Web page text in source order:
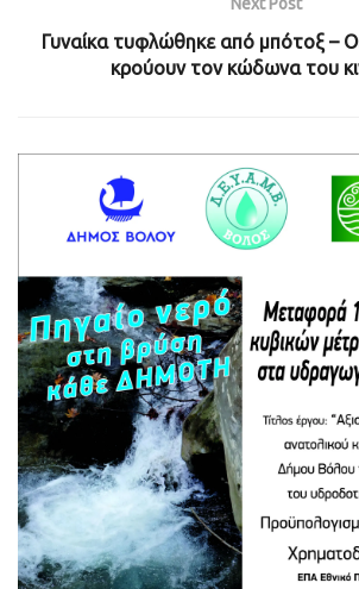
Γυναίκα τυφλώθηκε από μπότοξ –
κρούουν τον κώδωνα του